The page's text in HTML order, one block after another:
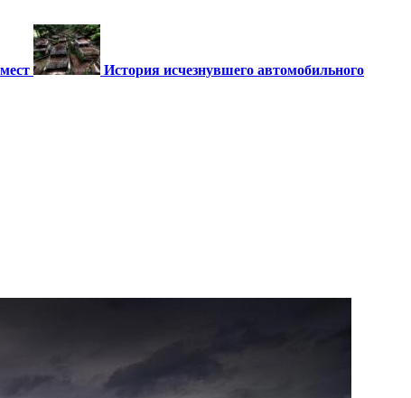
История исчезнувшего автомобильного